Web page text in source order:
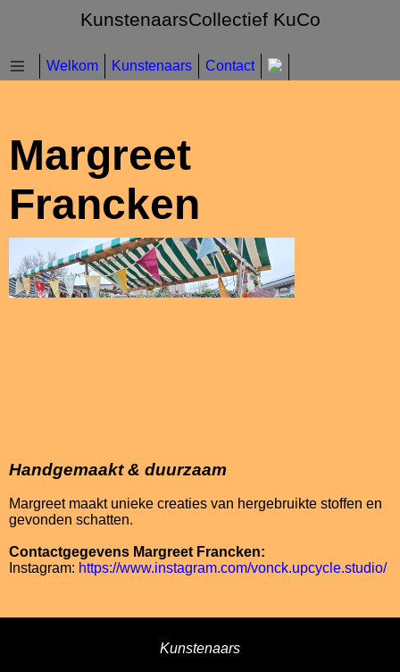
KunstenaarsCollectief KuCo
Welkom Kunstenaars Contact
Margreet
Francken
Handgemaakt & duurzaam
Margreet maakt unieke creaties van hergebruikte stoffen en
gevonden schatten.
Contactgegevens Margreet Francken:
Instagram: https://www.instagram.com/vonck.upcycle.studio/
Kunstenaars